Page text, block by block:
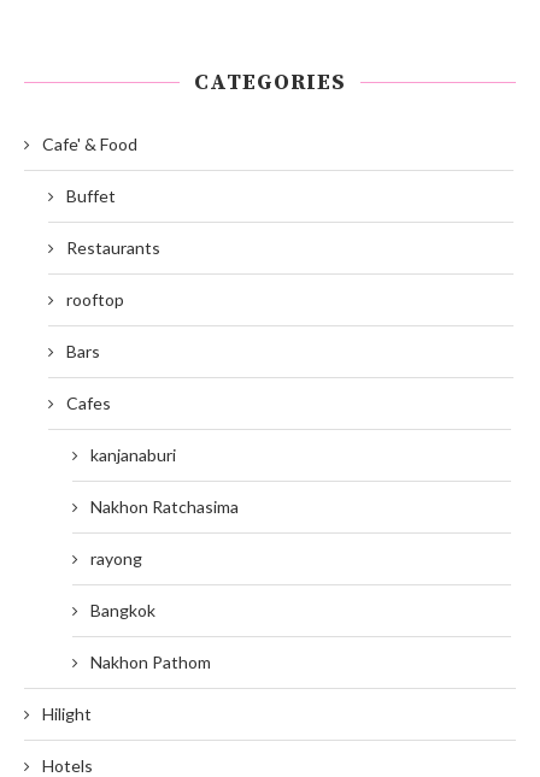
CATEGORIES
Cafe' & Food
Buffet
Restaurants
rooftop
Bars
Cafes
kanjanaburi
Nakhon Ratchasima
rayong
Bangkok
Nakhon Pathom
Hilight
Hotels